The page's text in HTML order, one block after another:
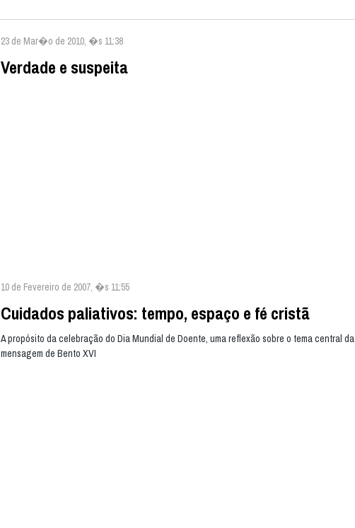
23 de Mar�o de 2010, �s 11:38
Verdade e suspeita
10 de Fevereiro de 2007, �s 11:55
Cuidados paliativos: tempo, espaço e fé cristã
A propósito da celebração do Dia Mundial de Doente, uma reflexão sobre o tema central da
mensagem de Bento XVI